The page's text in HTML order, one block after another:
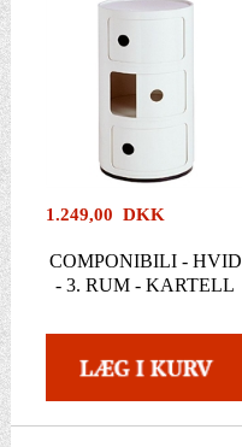
1.249,00 DKK
COMPONIBILI - HVID
- 3. RUM - KARTELL